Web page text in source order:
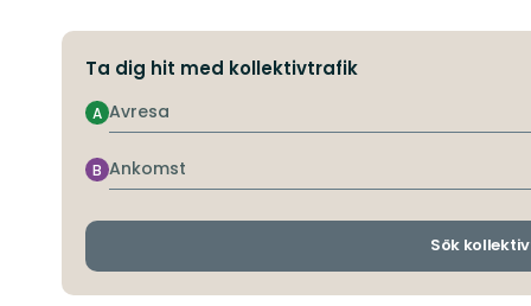
Ta dig hit med kollektivtrafik
Avresa
A
Ankomst
B
Sök